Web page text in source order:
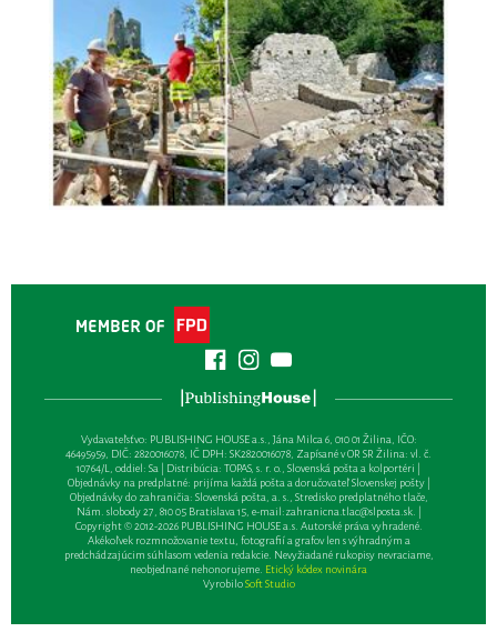
Vydavateľsťvo: PUBLISHING HOUSE a.s., Jána Milca 6, 010 01 Žilina, IČO:
46495959, DIČ: 2820016078, IČ DPH: SK2820016078, Zapísané v OR SR Žilina: vl. č.
10764/L, oddiel: Sa | Distribúcia: TOPAS, s. r. o., Slovenská pošta a kolportéri |
Objednávky na predplatné: prijíma každá pošta a doručovateľ Slovenskej pošty |
Objednávky do zahraničia: Slovenská pošta, a. s., Stredisko predplatného tlače,
Nám. slobody 27, 810 05 Bratislava 15, e-mail:zahranicna.tlac@slposta.sk. |
Copyright © 2012-2026 PUBLISHING HOUSE a.s. Autorské práva vyhradené.
Akékoľvek rozmnožovanie textu, fotografií a grafov len s výhradným a
predchádzajúcim súhlasom vedenia redakcie. Nevyžiadané rukopisy nevraciame,
neobjednané nehonorujeme. Etický kódex novinára
VyrobiloSoft Studio